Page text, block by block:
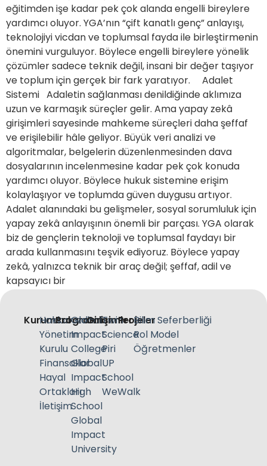
eğitimden işe kadar pek çok alanda engelli bireylere
yardımcı oluyor. YGA’nın “çift kanatlı genç” anlayışı,
teknolojiyi vicdan ve toplumsal fayda ile birleştirmenin
önemini vurguluyor. Böylece engelli bireylere yönelik
çözümler sadece teknik değil, insani bir değer taşıyor
ve toplum için gerçek bir fark yaratıyor. Adalet
Sistemi Adaletin sağlanması denildiğinde aklımıza
uzun ve karmaşık süreçler gelir. Ama yapay zekâ
girişimleri sayesinde mahkeme süreçleri daha şeffaf
ve erişilebilir hâle geliyor. Büyük veri analizi ve
algoritmalar, belgelerin düzenlenmesinden dava
dosyalarının incelenmesine kadar pek çok konuda
yardımcı oluyor. Böylece hukuk sistemine erişim
kolaylaşıyor ve toplumda güven duygusu artıyor.
Adalet alanındaki bu gelişmeler, sosyal sorumluluk için
yapay zekâ anlayışının önemli bir parçası. YGA olarak
biz de gençlerin teknoloji ve toplumsal faydayı bir
arada kullanmasını teşvik ediyoruz. Böylece yapay
zekâ, yalnızca teknik bir araç değil; şeffaf, adil ve
kapsayıcı bir
Kurumsal
Hakkımızda
Yönetim
Kurulu
Finansallar
Hayal
Ortakları
İletişim
Programlar
Global
Impact
College
Global
Impact
High
School
Global
Impact
University
Girişimler
Twin
Science
Piri
UP
School
WeWalk
Projeler
Bilim Seferberliği
Rol Model
Öğretmenler